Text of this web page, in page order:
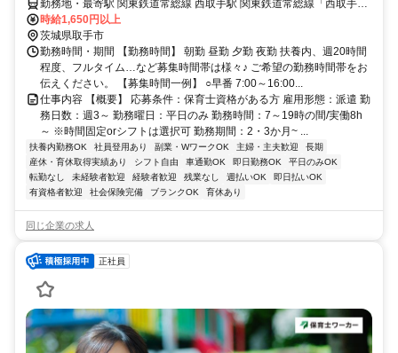
勤務地・最寄駅 関東鉄道常総線 西取手駅 関東鉄道常総線「西取手
駅」周辺
時給1,650円以上
茨城県取手市
勤務時間・期間 【勤務時間】 朝勤 昼勤 夕勤 夜勤 扶養内、週20時間
程度、フルタイム…など募集時間帯は様々♪ ご希望の勤務時間帯をお
伝えください。 【募集時間一例】 ○早番 7:00～16:00...
仕事内容 【概要】 応募条件：保育士資格がある方 雇用形態：派遣 勤
務日数：週3～ 勤務曜日：平日のみ 勤務時間：7～19時の間/実働8h
～ ※時間固定orシフトは選択可 勤務期間：2・3か月~ ...
扶養内勤務OK 社員登用あり 副業・WワークOK 主婦・主夫歓迎
長期
産休・育休取得実績あり
シフト自由 車通勤OK 即日勤務OK
平日のみOK
転勤なし
未経験者歓迎 経験者歓迎 残業なし 週払いOK
即日払いOK
有資格者歓迎
社会保険完備 ブランクOK 育休あり
同じ企業の求人
正社員